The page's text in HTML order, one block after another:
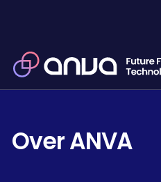
Over ANVA